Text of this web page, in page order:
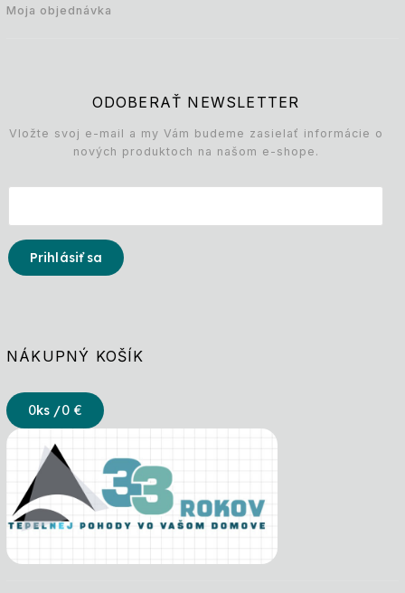
Moja objednávka
ODOBERAŤ NEWSLETTER
Vložte svoj e-mail a my Vám budeme zasielať informácie o
nových produktoch na našom e-shope.
Prihlásiť sa
NÁKUPNÝ KOŠÍK
0ks /0 €